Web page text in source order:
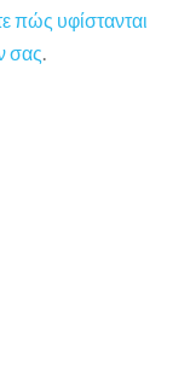
πώς υφίστανται
σας